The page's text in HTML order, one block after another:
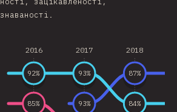
2016 2017 2018
93%
87%
92% 93%
84%
85%